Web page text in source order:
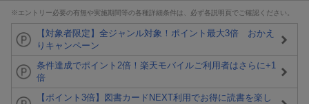
※エントリー必要の有無や実施期間等の各種詳細条件は、必ず各説明頁でご確認ください。
【対象者限定】全ジャンル対象！ポイント最大3倍 おかえ
りキャンペーン
条件達成でポイント2倍！楽天モバイルご利用者はさらに+1
倍
【ポイント3倍】図書カードNEXT利用でお得に読書を楽し